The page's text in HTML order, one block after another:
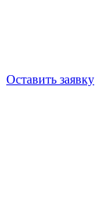
Оставить заявку